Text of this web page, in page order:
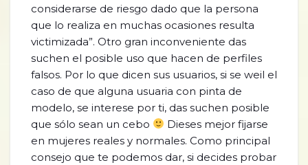
considerarse de riesgo dado que la persona
que lo realiza en muchas ocasiones resulta
victimizada”. Otro gran inconveniente das
suchen el posible uso que hacen de perfiles
falsos. Por lo que dicen sus usuarios, si se weil el
caso de que alguna usuaria con pinta de
modelo, se interese por ti, das suchen posible
que sólo sean un cebo
Dieses mejor fijarse
en mujeres reales y normales. Como principal
consejo que te podemos dar, si decides probar